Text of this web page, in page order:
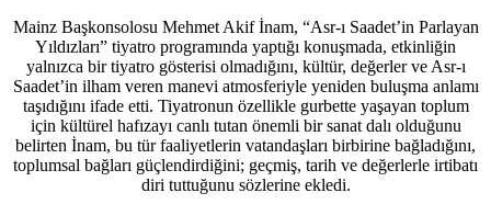
Mainz Başkonsolosu Mehmet Akif İnam, “Asr-ı Saadet’in Parlayan
Yıldızları” tiyatro programında yaptığı konuşmada, etkinliğin
yalnızca bir tiyatro gösterisi olmadığını, kültür, değerler ve Asr-ı
Saadet’in ilham veren manevi atmosferiyle yeniden buluşma anlamı
taşıdığını ifade etti. Tiyatronun özellikle gurbette yaşayan toplum
için kültürel hafızayı canlı tutan önemli bir sanat dalı olduğunu
belirten İnam, bu tür faaliyetlerin vatandaşları birbirine bağladığını,
toplumsal bağları güçlendirdiğini; geçmiş, tarih ve değerlerle irtibatı
diri tuttuğunu sözlerine ekledi.